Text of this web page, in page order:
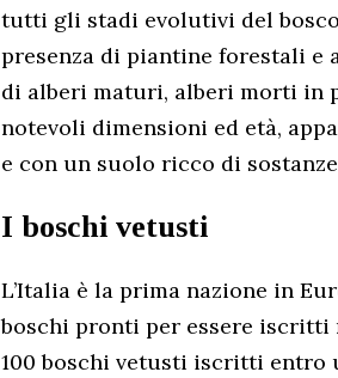
tutti gli stadi evolutivi del
presenza di piantine forestali e
di alberi maturi, alberi morti in
notevoli dimensioni ed età,
e con un suolo ricco di
I boschi vetusti
L’Italia è la prima nazione in
boschi pronti per essere iscritti
100 boschi vetusti iscritti entro